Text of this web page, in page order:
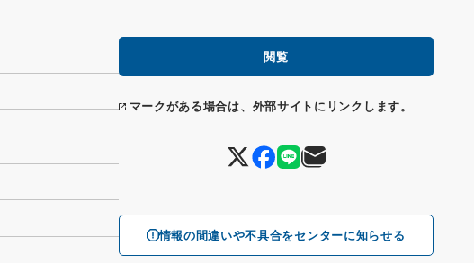
閲覧
マークがある場合は、外部サイトにリンクします。
情報の間違いや不具合をセンターに知らせる